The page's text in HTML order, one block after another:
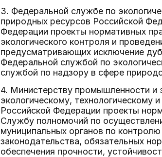
3. Федеральной службе по
природных ресурсов Российской
Федерации проекты нормативных
экологического контроля и
предусматривающих исключение
Федеральной службой по
службой по надзору в сфере
4. Министерству промышленности и
экологическому, технологическому
Российской Федерации проекты
Службу полномочий по
муниципальных органов по
законодательства, обязательных
обеспечения прочности,